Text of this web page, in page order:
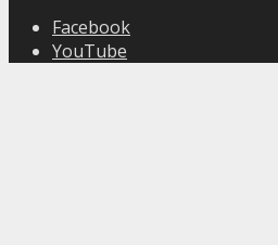
Facebook
YouTube